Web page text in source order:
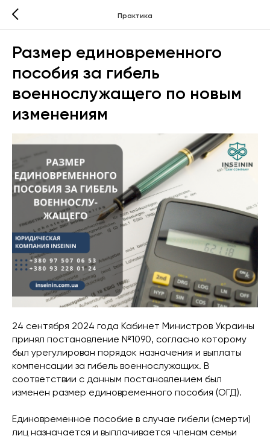
Практика
Размер единовременного
пособия за гибель
военнослужащего по новым
изменениям
24 сентября 2024 года Кабинет Министров Украины
принял постановление №1090, согласно которому
был урегулирован порядок назначения и выплаты
компенсации за гибель военнослужащих. В
соответствии с данным постановлением был
изменен размер единовременного пособия (ОГД).
Единовременное пособие в случае гибели (смерти)
лиц назначается и выплачивается членам семьи